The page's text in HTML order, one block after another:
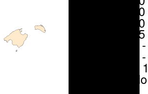
6
1
<